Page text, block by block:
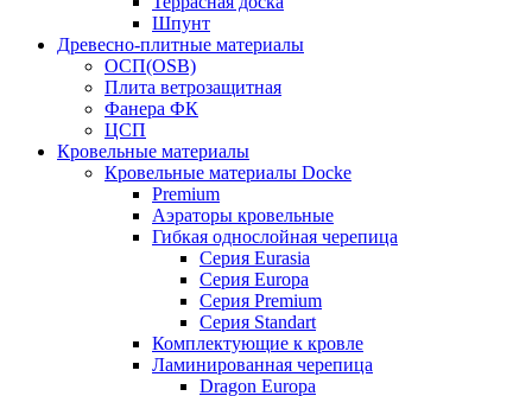
Шпунт
Древесно-плитные материалы
ОСП(OSB)
Плита ветрозащитная
Фанера ФК
ЦСП
Кровельные материалы
Кровельные материалы Docke
Premium
Аэраторы кровельные
Гибкая однослойная черепица
Серия Eurasia
Серия Europa
Серия Premium
Серия Standart
Комплектующие к кровле
Ламинированная черепица
Dragon Europa